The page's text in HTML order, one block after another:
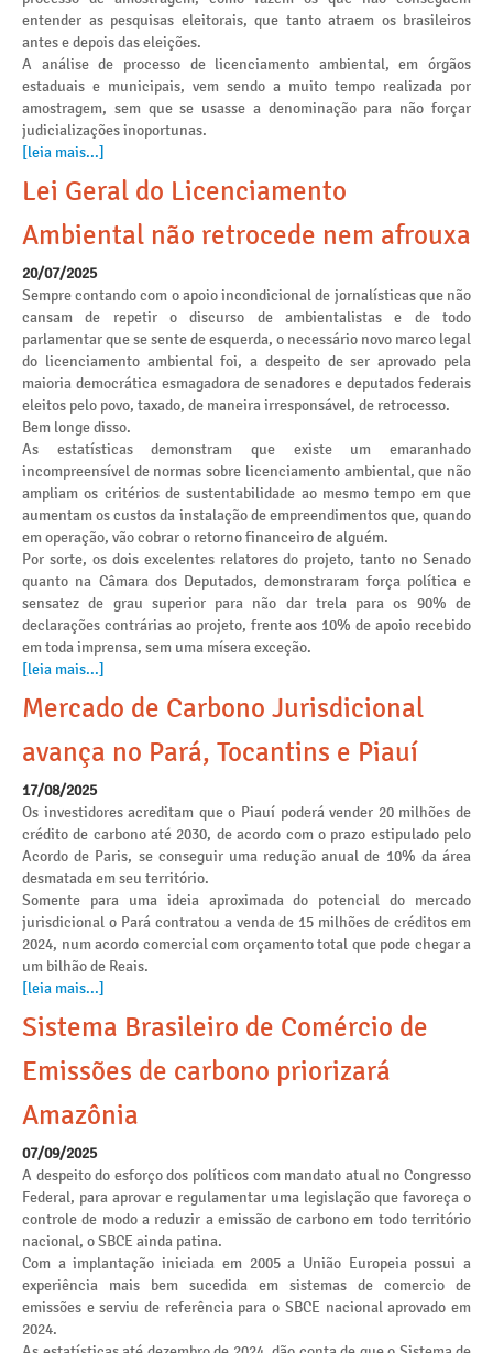
entender as pesquisas eleitorais, que tanto atraem os brasileiros
antes e depois das eleições.
A análise de processo de licenciamento ambiental, em órgãos
estaduais e municipais, vem sendo a muito tempo realizada por
amostragem, sem que se usasse a denominação para não forçar
judicializações inoportunas.
[leia mais...]
Lei Geral do Licenciamento
Ambiental não retrocede nem afrouxa
20/07/2025
Sempre contando com o apoio incondicional de jornalísticas que não
cansam de repetir o discurso de ambientalistas e de todo
parlamentar que se sente de esquerda, o necessário novo marco legal
do licenciamento ambiental foi, a despeito de ser aprovado pela
maioria democrática esmagadora de senadores e deputados federais
eleitos pelo povo, taxado, de maneira irresponsável, de retrocesso.
Bem longe disso.
As estatísticas demonstram que existe um emaranhado
incompreensível de normas sobre licenciamento ambiental, que não
ampliam os critérios de sustentabilidade ao mesmo tempo em que
aumentam os custos da instalação de empreendimentos que, quando
em operação, vão cobrar o retorno financeiro de alguém.
Por sorte, os dois excelentes relatores do projeto, tanto no Senado
quanto na Câmara dos Deputados, demonstraram força política e
sensatez de grau superior para não dar trela para os 90% de
declarações contrárias ao projeto, frente aos 10% de apoio recebido
em toda imprensa, sem uma mísera exceção.
[leia mais...]
Mercado de Carbono Jurisdicional
avança no Pará, Tocantins e Piauí
17/08/2025
Os investidores acreditam que o Piauí poderá vender 20 milhões de
crédito de carbono até 2030, de acordo com o prazo estipulado pelo
Acordo de Paris, se conseguir uma redução anual de 10% da área
desmatada em seu território.
Somente para uma ideia aproximada do potencial do mercado
jurisdicional o Pará contratou a venda de 15 milhões de créditos em
2024, num acordo comercial com orçamento total que pode chegar a
um bilhão de Reais.
[leia mais...]
Sistema Brasileiro de Comércio de
Emissões de carbono priorizará
Amazônia
07/09/2025
A despeito do esforço dos políticos com mandato atual no Congresso
Federal, para aprovar e regulamentar uma legislação que favoreça o
controle de modo a reduzir a emissão de carbono em todo território
nacional, o SBCE ainda patina.
Com a implantação iniciada em 2005 a União Europeia possui a
experiência mais bem sucedida em sistemas de comercio de
emissões e serviu de referência para o SBCE nacional aprovado em
2024.